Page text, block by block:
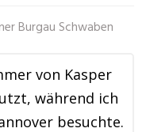
Burgau Schwaben
von Kasper
während ich
besuchte.